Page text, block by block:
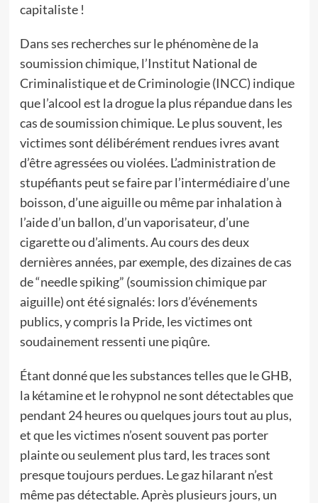
capitaliste !
Dans ses recherches sur le phénomène de la
soumission chimique, l’Institut National de
Criminalistique et de Criminologie (INCC) indique
que l’alcool est la drogue la plus répandue dans les
cas de soumission chimique. Le plus souvent, les
victimes sont délibérément rendues ivres avant
d’être agressées ou violées. L’administration de
stupéfiants peut se faire par l’intermédiaire d’une
boisson, d’une aiguille ou même par inhalation à
l’aide d’un ballon, d’un vaporisateur, d’une
cigarette ou d’aliments. Au cours des deux
dernières années, par exemple, des dizaines de cas
de “needle spiking” (soumission chimique par
aiguille) ont été signalés: lors d’événements
publics, y compris la Pride, les victimes ont
soudainement ressenti une piqûre.
Étant donné que les substances telles que le GHB,
la kétamine et le rohypnol ne sont détectables que
pendant 24 heures ou quelques jours tout au plus,
et que les victimes n’osent souvent pas porter
plainte ou seulement plus tard, les traces sont
presque toujours perdues. Le gaz hilarant n’est
même pas détectable. Après plusieurs jours, un